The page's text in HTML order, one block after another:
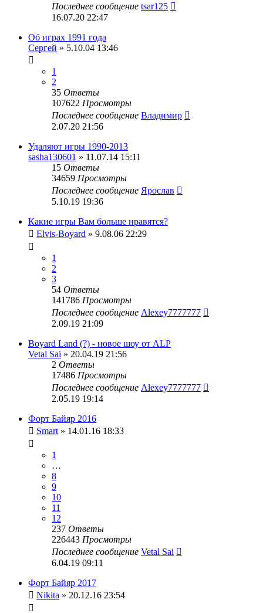
Последнее сообщение tsar125
16.07.20 22:47
Об играх 1991 года
Сергей » 5.10.04 13:46
1
2
35 Ответы
107622 Просмотры
Последнее сообщение Владимир
2.07.20 21:56
Удаляют игры 1990-2013
sasha130601 » 11.07.14 15:11
15 Ответы
34659 Просмотры
Последнее сообщение Ярослав
5.10.19 19:36
Какие игры Вам больше нравятся?
Elvis-Boyard » 9.08.06 22:29
1
2
3
54 Ответы
141786 Просмотры
Последнее сообщение Alexey7777777
2.09.19 21:09
Boyard Land (?) - новое шоу от ALP
Vetal Sai » 20.04.19 21:56
2 Ответы
17486 Просмотры
Последнее сообщение Alexey7777777
2.05.19 19:14
Форт Байяр 2016
Smart » 14.01.16 18:33
1
…
8
9
10
11
12
237 Ответы
226443 Просмотры
Последнее сообщение Vetal Sai
6.04.19 09:11
Форт Байяр 2017
Nikita » 20.12.16 23:54